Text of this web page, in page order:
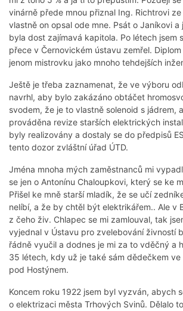
vinárně přede mnou přiznal Ing. Richtrovi
vlastně on opsal ode mne. Psát o Janíkovi a
byla dost zajímavá kapitola. Po létech jsem
přece v Černovickém ústavu zemřel.
jenom mistrovku jako mnoho tehdejších
Ještě je třeba zaznamenat, že ve výboru
navrhl, aby bylo zakázáno obtáčet
svodem, že je to vlastně solenoid s jádrem,
prováděna revize starších elektrických
byly realizovány a dostaly se do předpisů
tento dozor zvláštní úřad ÚTD.
Jména mnoha mých zaměstnanců mi
se jen o Antonínu Chaloupkovi, který se ke
Přišel ke mně starší mladík, že se učí
nelíbí, a že by chtěl být elektrikářem.. Ale v
z čeho živ. Chlapec se mi zamlouval, tak
vyjednal v Ústavu pro zvelebování živností
řádně vyučil a dodnes je mi za to vděčný a
35 létech, kdy už je také sám dědečkem ve
pod Hostýnem.
Koncem roku 1922 jsem byl vyzván, abych
o elektrizaci města Trhových Svinů. Dělalo